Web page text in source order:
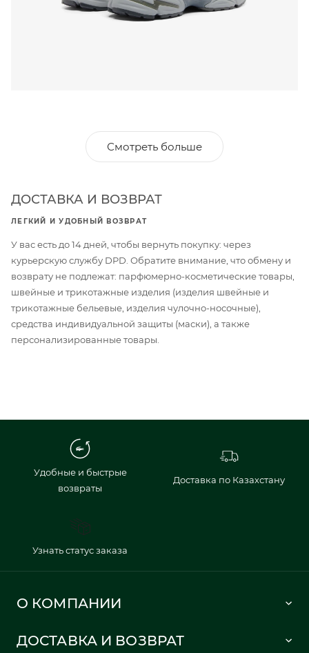
Смотреть больше
ДОСТАВКА И ВОЗВРАТ
ЛЕГКИЙ И УДОБНЫЙ ВОЗВРАТ
У вас есть до 14 дней, чтобы вернуть покупку: через
курьерскую службу DPD. Обратите внимание, что обмену и
возврату не подлежат: парфюмерно-косметические товары,
швейные и трикотажные изделия (изделия швейные и
трикотажные бельевые, изделия чулочно-носочные),
средства индивидуальной защиты (маски), а также
персонализированные товары.
Удобные и быстрые
возвраты
Доставка по Казахстану
Узнать статус заказа
О КОМПАНИИ
Политика в отношении обработки персональных данных
ДОСТАВКА И ВОЗВРАТ